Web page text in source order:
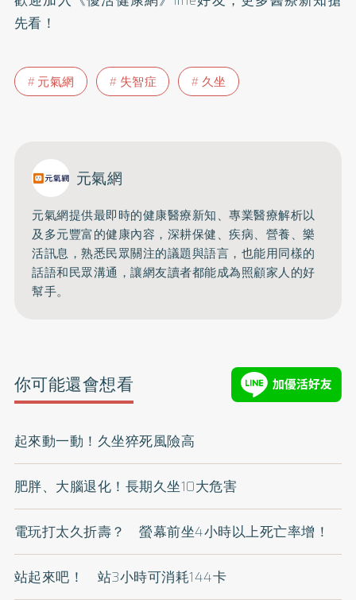
先看！
元氣網 失智症 久坐
元氣網
元氣網提供最即時的健康醫療新知、專業醫療解析以
及多元豐富的健康內容，深耕保健、疾病、營養、樂
活訊息，熟悉民眾關注的議題與語言， 也能用同樣的
話語和民眾溝通，讓網友讀者都能成為照顧家人的好
幫手。
你可能還會想看
起來動一動！久坐猝死風險高
肥胖、大腦退化！長期久坐10大危害
電玩打太久折壽？ 螢幕前坐4小時以上死亡率增！
站起來吧！ 站3小時可消耗144卡